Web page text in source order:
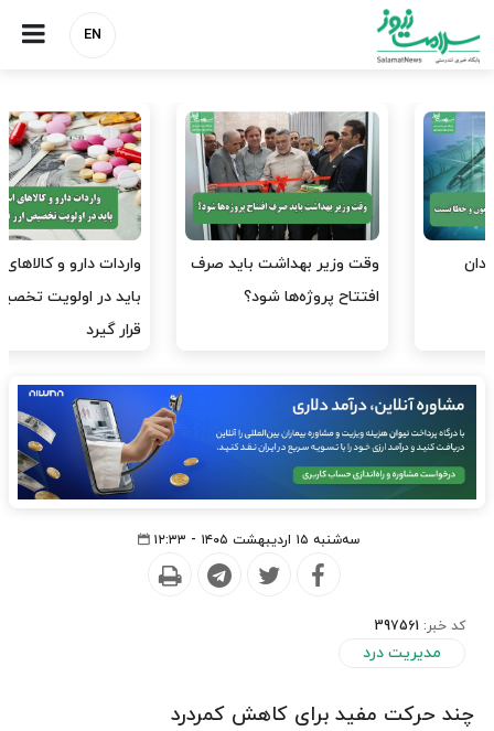
EN
وقت وزیر بهداشت باید صرف
افتتاح پروژه‌ها شود؟
واردات دارو و کالاهای اساسی
باید در اولویت تخصیص ارز
سه‌شنبه ۱۵ اردیبهشت ۱۴۰۵ - ۱۲:۳۳
کد خبر: 397561
مدیریت درد
چند حرکت مفید برای کاهش کمردرد